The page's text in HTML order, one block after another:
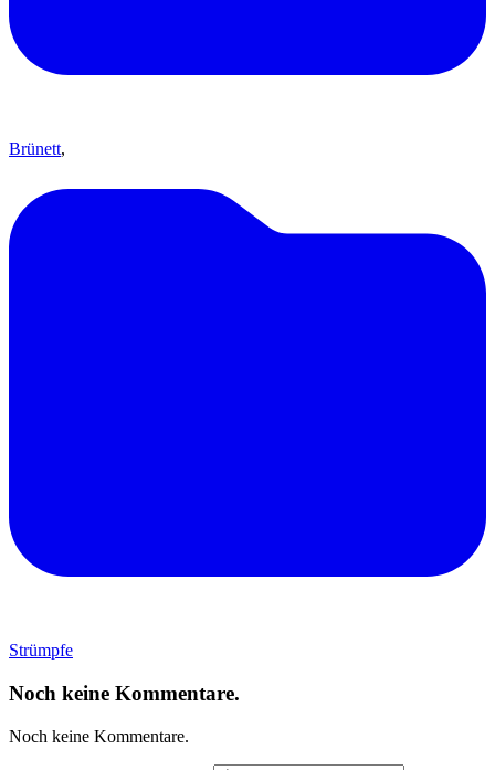
Brünett,
Strümpfe
Noch keine Kommentare.
Noch keine Kommentare.